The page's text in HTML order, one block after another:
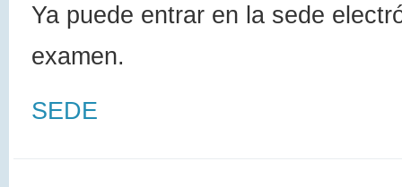
Ya puede entrar en la sede
examen.
SEDE